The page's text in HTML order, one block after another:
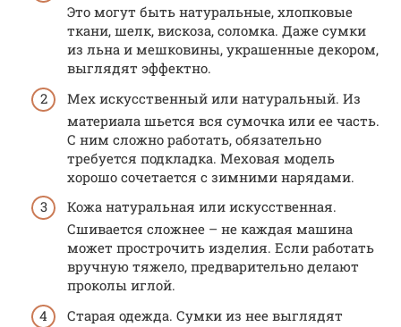
Это могут быть натуральные, хлопковые
ткани, шелк, вискоза, соломка. Даже сумки
из льна и мешковины, украшенные декором,
выглядят эффектно.
Мех искусственный или натуральный. Из
материала шьется вся сумочка или ее часть.
С ним сложно работать, обязательно
требуется подкладка. Меховая модель
хорошо сочетается с зимними нарядами.
Кожа натуральная или искусственная.
Сшивается сложнее – не каждая машина
может прострочить изделия. Если работать
вручную тяжело, предварительно делают
проколы иглой.
Старая одежда. Сумки из нее выглядят